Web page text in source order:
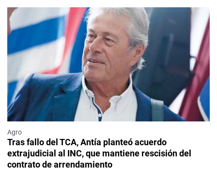
Agro
Tras fallo del TCA, Antía planteó acuerdo
extrajudicial al INC, que mantiene rescisión del
contrato de arrendamiento